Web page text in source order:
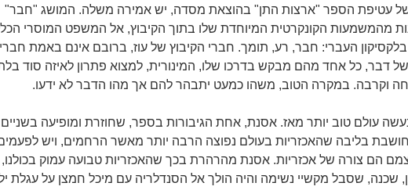
של עטיפת הספר "ארצות התן" בהוצאת מסדה, יש אמירה משלה. המושג "חבר"
מהמשמעות הקונקרטית המיוחדת שלו בתוך הקיבוץ, אל המשפט המוסרי
העברי: חבר, רע, תומך. חברי הקיבוץ של עוז, ברובם אינם באמת
דבר, כל אחד מהם מבקש בדרכו שלו, המינורית, למצוא פתרון לאיזה סוד
וקרבה. במקרה הטוב, משהו כמעט יתבהר להם אך מהו הדבר לא ידעו.
עולם טוב יותר מאז. אסנת, אחת הגיבורות בספר, שחוזרת ומופיעה בשניים
בליבה שהאכזריות בעולם נפוצה הרבה יותר מאשר הרחמים, ויש
הם צורה של אכזריות. אסנת מהרהרת בכך שהאכזריות טבועה עמוק בכולנו,
שכנה, שסבל מקשיי נשימה והיה הולך אל הסנדלריה עם מיכל חמצן על עגלת